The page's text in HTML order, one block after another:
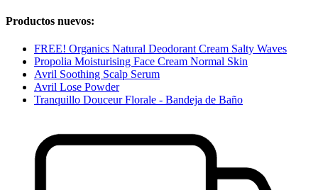
Productos nuevos:
FREE! Organics Natural Deodorant Cream Salty Waves
Propolia Moisturising Face Cream Normal Skin
Avril Soothing Scalp Serum
Avril Lose Powder
Tranquillo Douceur Florale - Bandeja de Baño